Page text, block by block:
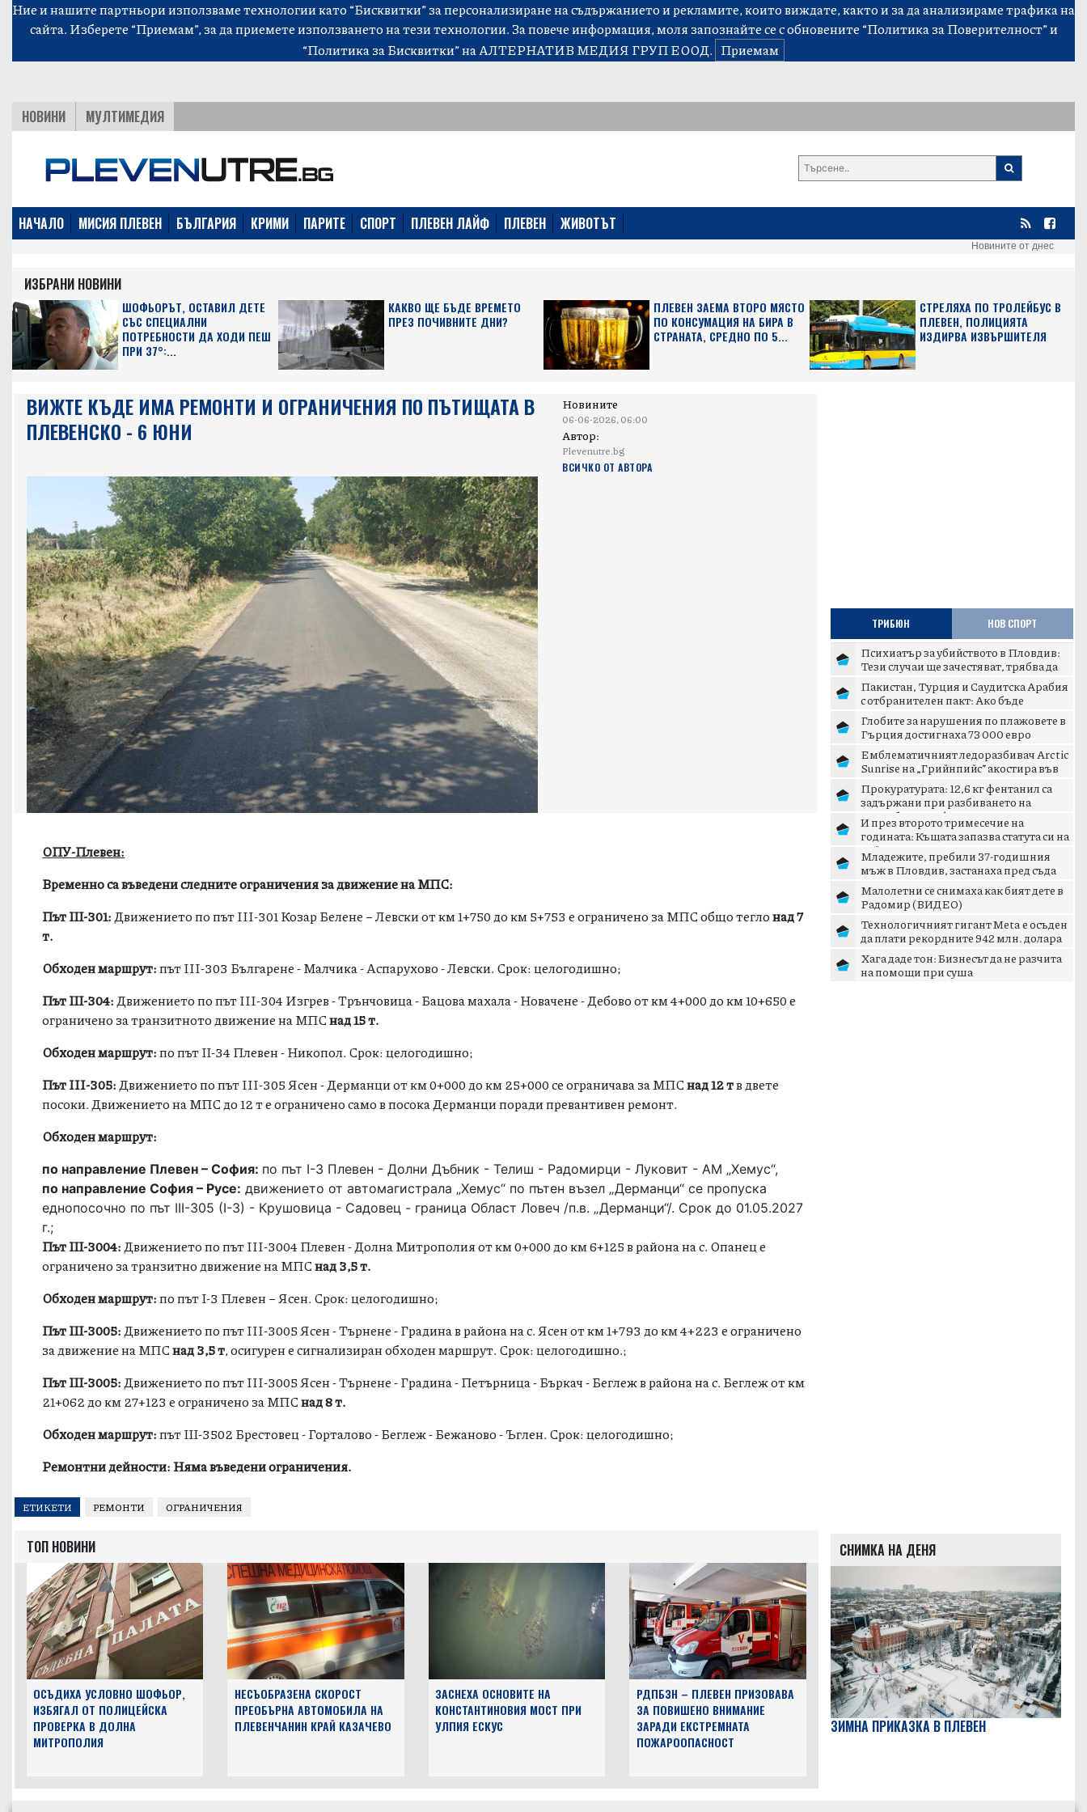
Ние и нашите партньори използваме технологии като “Бисквитки” за персонализиране на съдържанието и рекламите, които виждате, както и за да анализираме трафика на
сайта. Изберете “Приемам”, за да приемете използването на тези технологии. За повече информация, моля запознайте се с обновените“Политика за Поверителност”и
“Политика за Бисквитки”на АЛТЕРНАТИВ МЕДИЯ ГРУП ЕООД. Приемам
НОВИНИ МУЛТИМЕДИЯ
НАЧАЛО МИСИЯ ПЛЕВЕН БЪЛГАРИЯ КРИМИ ПАРИТЕ СПОРТ ПЛЕВЕН ЛАЙФ ПЛЕВЕН ЖИВОТЪТ
Новините от днес
ИЗБРАНИ НОВИНИ
ШОФЬОРЪТ, ОСТАВИЛ ДЕТЕ
СЪС СПЕЦИАЛНИ
ПОТРЕБНОСТИ ДА ХОДИ ПЕШ
ПРИ 37°:...
КАКВО ЩЕ БЪДЕ ВРЕМЕТО
ПРЕЗ ПОЧИВНИТЕ ДНИ?
ПЛЕВЕН ЗАЕМА ВТОРО МЯСТО
ПО КОНСУМАЦИЯ НА БИРА В
СТРАНАТА, СРЕДНО ПО 5...
СТРЕЛЯХА ПО ТРОЛЕЙБУС В
ПЛЕВЕН, ПОЛИЦИЯТА
ИЗДИРВА ИЗВЪРШИТЕЛЯ
ВИЖТЕ КЪДЕ ИМА РЕМОНТИ И ОГРАНИЧЕНИЯ ПО ПЪТИЩАТА В
ПЛЕВЕНСКО - 6 ЮНИ
Новините
06-06-2026, 06:00
Автор:
Plevenutre.bg
ВСИЧКО ОТ АВТОРА
ОПУ-Плевен:
Временно са въведени следните ограничения за движение на МПС:
Път ІІІ-301:Движението по път III-301 Козар Белене – Левски от км 1+750 до км 5+753 е ограничено за МПС общо теглонад 7
т.
Обходен маршрут:път III-303 Българене - Малчика - Аспарухово - Левски. Срок: целогодишно;
Път ІІІ-304:Движението по път III-304 Изгрев - Трънчовица - Бацова махала - Новачене - Дебово от км 4+000 до км 10+650 е
ограничено за транзитното движение на МПСнад 15 т.
Обходен маршрут:по път ІІ-34 Плевен - Никопол. Срок: целогодишно;
Път III-305:Движението по път III-305 Ясен - Дерманци от км 0+000 до км 25+000 се ограничава за МПСнад 12 тв двете
посоки. Движението на МПС до 12 т е ограничено само в посока Дерманци поради превантивен ремонт.
Обходен маршрут:
по направление Плевен – София: по път I-3 Плевен - Долни Дъбник - Телиш - Радомирци - Луковит - АМ „Хемус“,
по направление София – Русе: движението от автомагистрала „Хемус“ по пътен възел „Дерманци“ се пропуска
еднопосочно по път III-305 (I-3) - Крушовица - Садовец - граница Област Ловеч /п.в. „Дерманци“/. Срок до 01.05.2027
г.;
Път ІІІ-3004:Движението по път III-3004 Плевен - Долна Митрополия от км 0+000 до км 6+125 в района на с. Опанец е
ограничено за транзитно движение на МПСнад 3,5 т.
Обходен маршрут:по път І-3 Плевен – Ясен. Срок: целогодишно;
Път ІІІ-3005:Движението по път III-3005 Ясен - Търнене - Градина в района на с. Ясен от км 1+793 до км 4+223 е ограничено
за движение на МПСнад 3,5 т, осигурен е сигнализиран обходен маршрут. Срок: целогодишно.;
Път ІІІ-3005:Движението по път III-3005 Ясен - Търнене - Градина - Петърница - Бъркач - Беглеж в района на с. Беглеж от км
21+062 до км 27+123 е ограничено за МПСнад 8 т.
Обходен маршрут:път ІІІ-3502 Брестовец - Горталово - Беглеж - Бежаново - Ъглен. Срок: целогодишно;
Ремонтни дейности: Няма въведени ограничения.
ЕТИКЕТИ РЕМОНТИ ОГРАНИЧЕНИЯ
ТОП НОВИНИ
ОСЪДИХА УСЛОВНО ШОФЬОР,
ИЗБЯГАЛ ОТ ПОЛИЦЕЙСКА
ПРОВЕРКА В ДОЛНА
МИТРОПОЛИЯ
НЕСЪОБРАЗЕНА СКОРОСТ
ПРЕОБЪРНА АВТОМОБИЛА НА
ПЛЕВЕНЧАНИН КРАЙ КАЗАЧЕВО
ЗАСНЕХА ОСНОВИТЕ НА
КОНСТАНТИНОВИЯ МОСТ ПРИ
УЛПИЯ ЕСКУС
РДПБЗН – ПЛЕВЕН ПРИЗОВАВА
ЗА ПОВИШЕНО ВНИМАНИЕ
ЗАРАДИ ЕКСТРЕМНАТА
ПОЖАРООПАСНОСТ
ТРИБЮН НОВ СПОРТ
Психиатър за убийството в Пловдив:
Тези случаи ще зачестяват, трябва да
има сурови наказан...
Пакистан, Турция и Саудитска Арабия
с отбранителен пакт: Ако бъде
нападната една – отвръща...
Глобите за нарушения по плажовете в
Гърция достигнаха 73 000 евро
Емблематичният ледоразбивач Arctic
Sunrise на „Грийнпийс” акостира във
Варна
Прокуратурата: 12,6 кг фентанил са
задържани при разбиването на
наркобаза в София
И през второто тримесечие на
годината: Къщата запазва статута си на
най-предпочитаното жил...
Младежите, пребили 37-годишния
мъж в Пловдив, застанаха пред съда
Малолетни се снимаха как бият дете в
Радомир (ВИДЕО)
Технологичният гигант Meta е осъден
да плати рекордните 942 млн. долара
заради вредите вър...
Хага даде тон: Бизнесът да не разчита
на помощи при суша
СНИМКА НА ДЕНЯ
ЗИМНА ПРИКАЗКА В ПЛЕВЕН